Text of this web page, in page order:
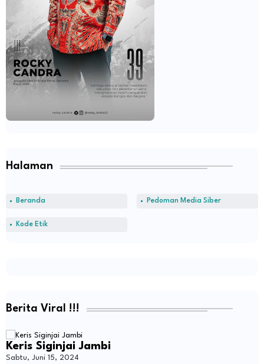
Halaman
Beranda Pedoman Media Siber
Kode Etik
Berita Viral !!!
Keris Siginjai Jambi
Sabtu, Juni 15, 2024